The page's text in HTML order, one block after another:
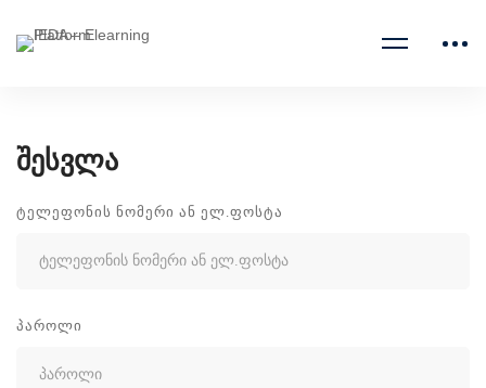
შესვლა
ᲢᲔᲚᲔᲤᲝᲜᲘᲡ ᲜᲝᲛᲔᲠᲘ ᲐᲜ ᲔᲚ.ᲤᲝᲡᲢᲐ
ᲞᲐᲠᲝᲚᲘ